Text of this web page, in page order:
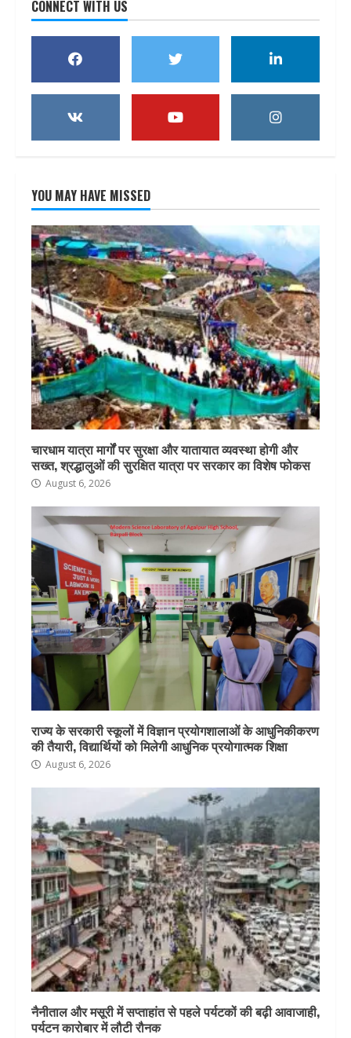
CONNECT WITH US
YOU MAY HAVE MISSED
चारधाम यात्रा मार्गों पर सुरक्षा और यातायात व्यवस्था होगी और
सख्त, श्रद्धालुओं की सुरक्षित यात्रा पर सरकार का विशेष फोकस
August 6, 2026
राज्य के सरकारी स्कूलों में विज्ञान प्रयोगशालाओं के आधुनिकीकरण
की तैयारी, विद्यार्थियों को मिलेगी आधुनिक प्रयोगात्मक शिक्षा
August 6, 2026
नैनीताल और मसूरी में सप्ताहांत से पहले पर्यटकों की बढ़ी आवाजाही,
पर्यटन कारोबार में लौटी रौनक